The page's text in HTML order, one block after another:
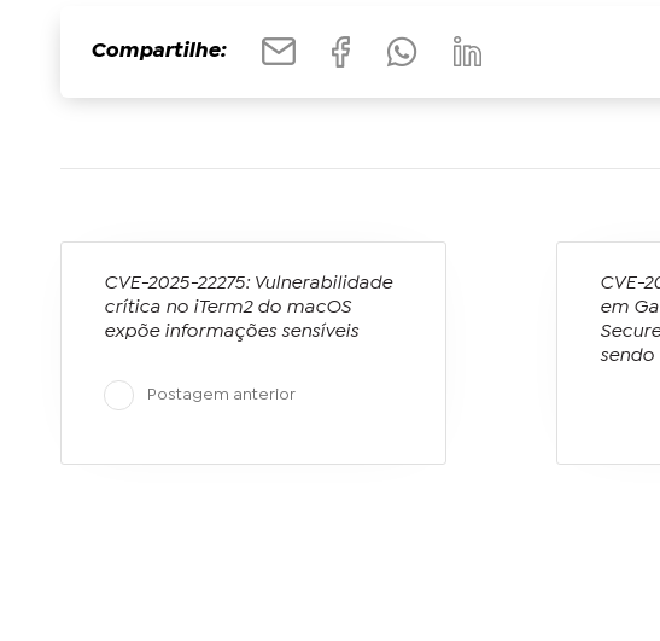
Compartilhe:
CVE-2025-22275: Vulnerabilidade
crítica no iTerm2 do macOS
expõe informações sensíveis
Postagem anterior
CVE-
em
sendo